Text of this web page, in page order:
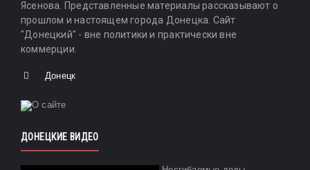
Ясенова. Представленные материалы рассказывают о
прошлом и настоящем города Донецка. Сайт
"Донецкий" - вне политики и практически вне
коммерции.
Донецк
ДОНЕЦКИЕ ВИДЕО